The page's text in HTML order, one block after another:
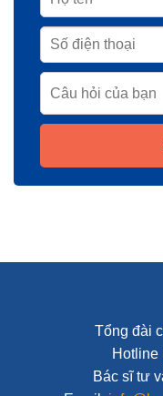
Tổng đài
Hotline
Bác sĩ tư